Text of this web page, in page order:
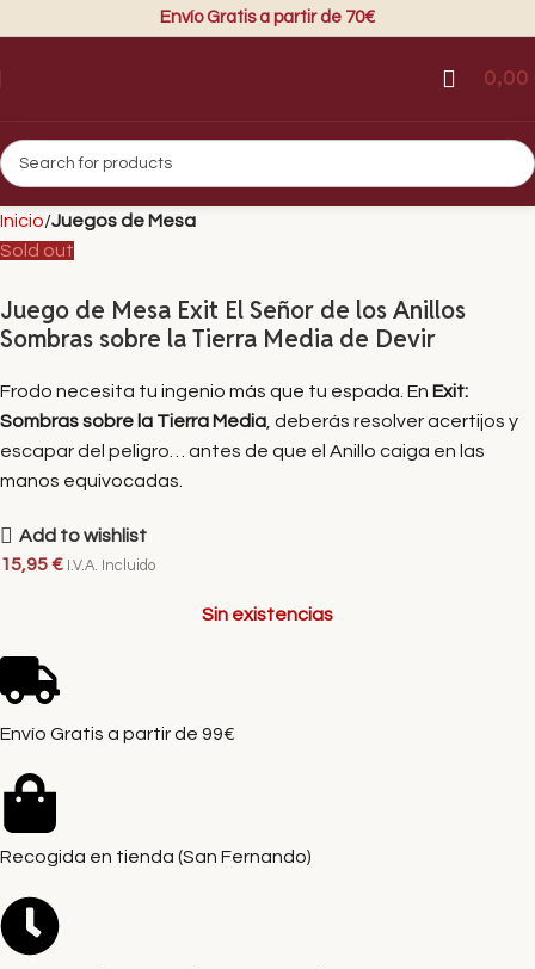
Envío Gratis a partir de 70€
0,00
Inicio Juegos de Mesa
Sold out
Juego de Mesa Exit El Señor de los Anillos
Sombras sobre la Tierra Media de Devir
Frodo necesita tu ingenio más que tu espada. En Exit:
Sombras sobre la Tierra Media , deberás resolver acertijos y
escapar del peligro… antes de que el Anillo caiga en las
manos equivocadas.
Add to wishlist
15,95€ I.V.A. Incluido
Sin existencias
Envío Gratis a partir de 99€
Recogida en tienda (San Fernando)